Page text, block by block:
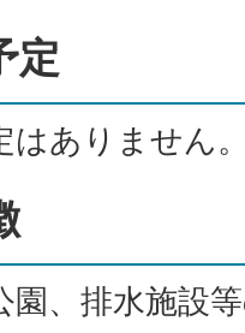
定
はありません
園、排水施設